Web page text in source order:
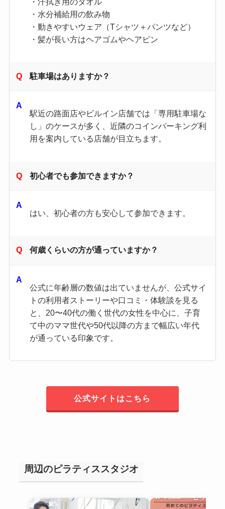
・水分補給用の飲み物
・動きやすいウェア（Tシャツ＋パンツなど）
・髪が長い方はヘアゴムやヘアピン
駐車場はありますか？
駅近の路面店やビルイン店舗では「専用駐車場な
し」のケースが多く、近隣のコインパーキング利
用を案内している店舗が目立ちます。
初心者でも参加できますか？
はい、初心者の方も安心して参加できます。
何歳くらいの方が通っていますか？
公式に年齢層の数値は出ていませんが、公式サイ
トの利用者ストーリーや口コミ・体験談を見る
と、20〜40代の働く世代の女性を中心に、子育
て中のママ世代や50代以降の方まで幅広い年代
が通っている印象です。
公式サイトはこちら
周辺のピラティススタジオ